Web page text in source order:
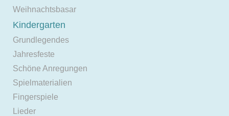
Weihnachtsbasar
Kindergarten
Grundlegendes
Jahresfeste
Schöne Anregungen
Spielmaterialien
Fingerspiele
Lieder